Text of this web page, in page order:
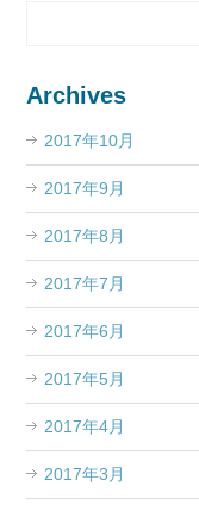
Archives
2017年10月
2017年9月
2017年8月
2017年7月
2017年6月
2017年5月
2017年4月
2017年3月